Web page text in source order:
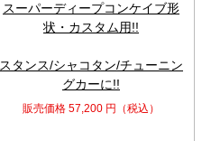
スーパーディープコンケイブ形
状・カスタム用!!
スタンス/シャコタン/チューニン
グカーに!!
販売価格 57,200 円（税込）